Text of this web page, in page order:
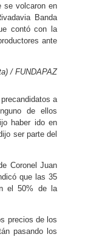
se volcaron en
Banda
contó con la
ante
/ FUNDAPAZ
a
de ellos
haber ido en
ser parte del
Coronel Juan
que las 35
el 50% de la
precios de los
pasando los